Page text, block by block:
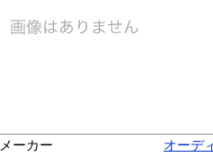
メーカー
オーデ